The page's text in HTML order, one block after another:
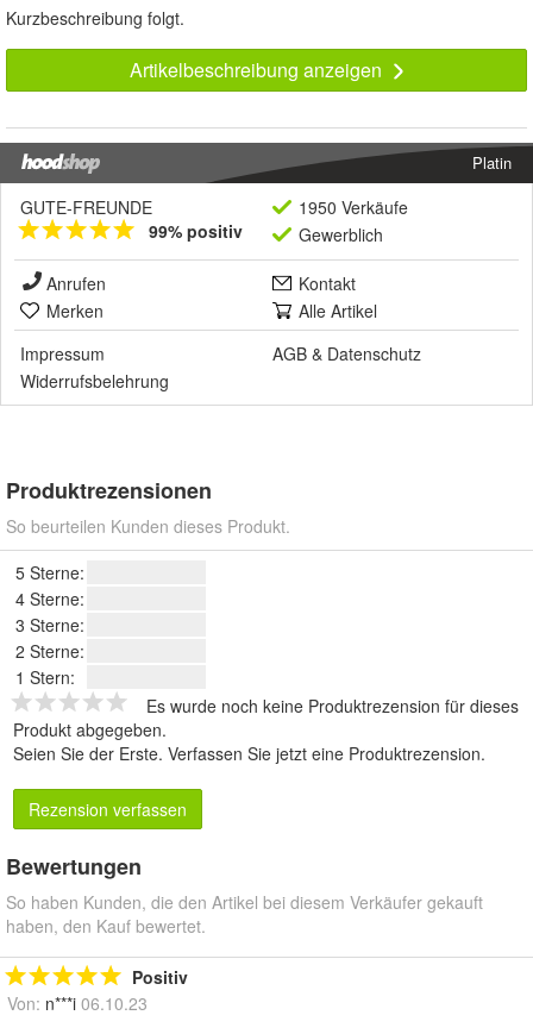
Kurzbeschreibung folgt.
Artikelbeschreibung anzeigen
Platin
GUTE-FREUNDE
99% positiv
1950 Verkäufe
Gewerblich
Anrufen
Kontakt
Merken
Alle Artikel
Impressum
AGB & Datenschutz
Widerrufsbelehrung
Produktrezensionen
So beurteilen Kunden dieses Produkt.
5 Sterne:
4 Sterne:
3 Sterne:
2 Sterne:
1 Stern:
Es wurde noch keine Produktrezension für dieses
Produkt abgegeben.
Seien Sie der Erste. Verfassen Sie jetzt eine Produktrezension.
Rezension verfassen
Bewertungen
So haben Kunden, die den Artikel bei diesem Verkäufer gekauft
haben, den Kauf bewertet.
Positiv
Von: n***i 06.10.23